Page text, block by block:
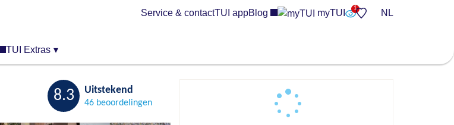
TUI Extras ▾
Service & contactTUI appBlog myTUI NL
8.3 Uitstekend
46 beoordelingen